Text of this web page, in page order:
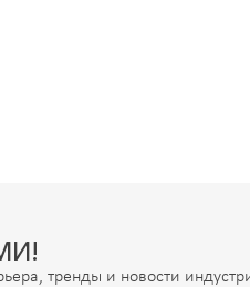
тренды и новости